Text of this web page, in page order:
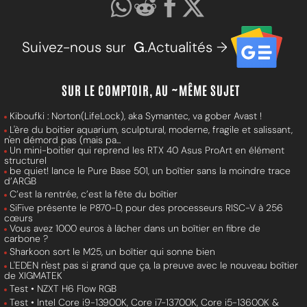
Suivez-nous sur G.Actualités →
SUR LE COMPTOIR, AU ~MÊME SUJET
Kiboufki : Norton(LifeLock), aka Symantec, va gober Avast !
L'ère du boitier aquarium, sculptural, moderne, fragile et salissant,
n'en démord pas (mais pa...
Un mini-boitier qui reprend les RTX 40 Asus ProArt en élément
structurel
be quiet! lance le Pure Base 501, un boîtier sans la moindre trace
d’ARGB
C’est la rentrée, c’est la fête du boîtier
SiFive présente le P870-D, pour des processeurs RISC-V à 256
cœurs
Vous avez 1000 euros à lâcher dans un boîtier en fibre de
carbone ?
Sharkoon sort le M25, un boîtier qui sonne bien
L'EDEN n'est pas si grand que ça, la preuve avec le nouveau boîtier
de XIGMATEK
Test • NZXT H6 Flow RGB
Test • Intel Core i9-13900K, Core i7-13700K, Core i5-13600K &